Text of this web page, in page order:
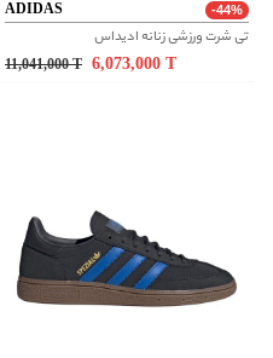
ADIDAS -44%
تی شرت ورزشی زنانه ادیداس
11,041,000 T 6,073,000